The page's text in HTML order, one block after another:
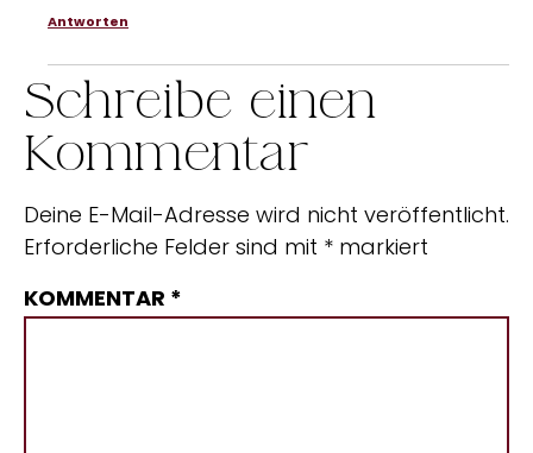
Antworten
Schreibe einen
Kommentar
Deine E-Mail-Adresse wird nicht veröffentlicht.
Erforderliche Felder sind mit * markiert
KOMMENTAR *